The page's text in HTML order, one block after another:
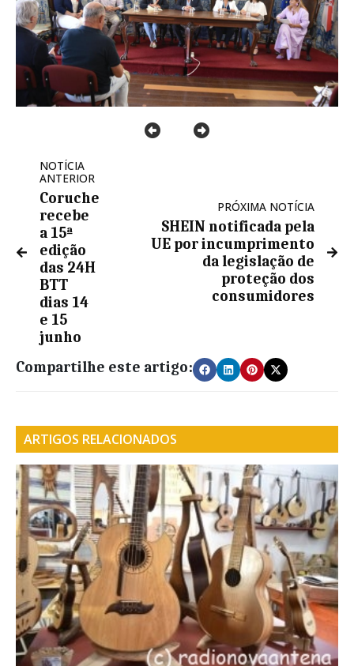
NOTÍCIA
ANTERIOR
Coruche
recebe
a 15ª
edição
das 24H
BTT
dias 14
e 15
junho
PRÓXIMA NOTÍCIA
SHEIN notificada pela
UE por incumprimento
da legislação de
proteção dos
consumidores
Compartilhe este artigo:
ARTIGOS RELACIONADOS